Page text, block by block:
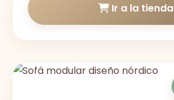
Ir a la tienda